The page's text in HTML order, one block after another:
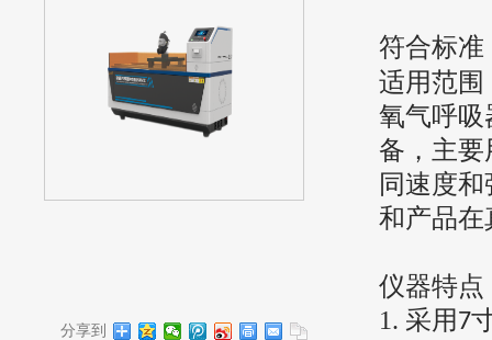
分享到
符合标准
适用范围
氧气呼吸
备，主要
同速度
和产品在
仪器特点
1. 采用 7